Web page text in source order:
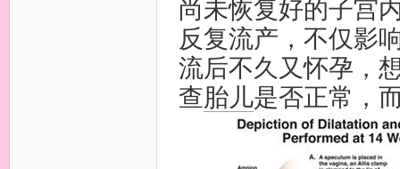
尚未恢复好的子宫
反复流产，不仅影
流后不久又怀孕，
查胎儿是否正常，